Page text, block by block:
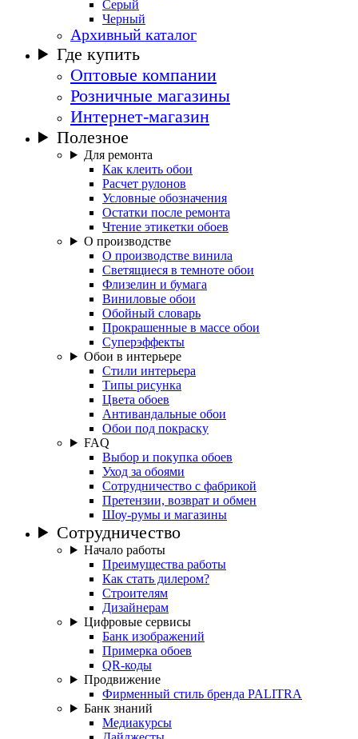
Серый
Черный
Архивный каталог
Где купить
Оптовые компании
Розничные магазины
Интернет-магазин
Полезное
Для ремонта
Как клеить обои
Расчет рулонов
Условные обозначения
Остатки после ремонта
Чтение этикетки обоев
О производстве
О производстве винила
Светящиеся в темноте обои
Флизелин и бумага
Виниловые обои
Обойный словарь
Прокрашенные в массе обои
Суперэффекты
Обои в интерьере
Стили интерьера
Типы рисунка
Цвета обоев
Антивандальные обои
Обои под покраску
FAQ
Выбор и покупка обоев
Уход за обоями
Сотрудничество с фабрикой
Претензии, возврат и обмен
Шоу-румы и магазины
Сотрудничество
Начало работы
Преимущества работы
Как стать дилером?
Строителям
Дизайнерам
Цифровые сервисы
Банк изображений
Примерка обоев
QR-коды
Продвижение
Фирменный стиль бренда PALITRA
Банк знаний
Медиакурсы